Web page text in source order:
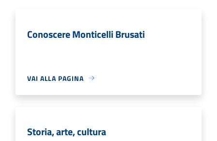
Conoscere Monticelli Brusati
VAI ALLA PAGINA
Storia, arte, cultura